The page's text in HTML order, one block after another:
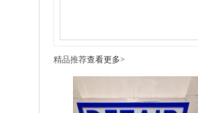
精品推荐查看更多>